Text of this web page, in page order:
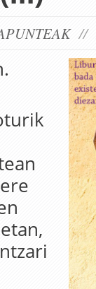
//